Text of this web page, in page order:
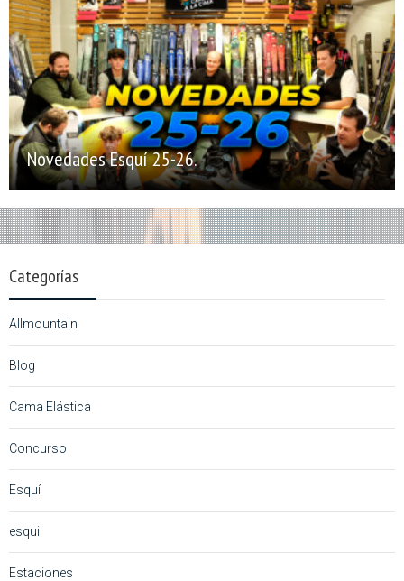
Novedades Esquí 25-26.
Categorías
Allmountain
Blog
Cama Elástica
Concurso
Esquí
esqui
Estaciones